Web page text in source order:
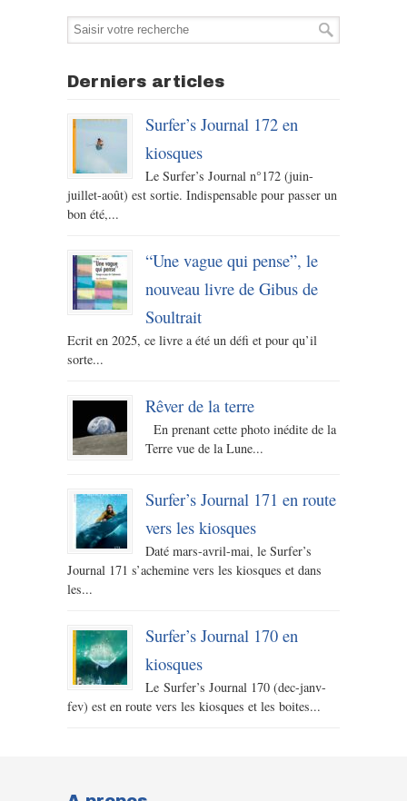
Derniers articles
Surfer’s Journal 172 en
kiosques
Le Surfer’s Journal n°172 (juin-
juillet-août) est sortie. Indispensable pour passer un
bon été,...
“Une vague qui pense”, le
nouveau livre de Gibus de
Soultrait
Ecrit en 2025, ce livre a été un défi et pour qu’il
sorte...
Rêver de la terre
En prenant cette photo inédite de la
Terre vue de la Lune...
Surfer’s Journal 171 en route
vers les kiosques
Daté mars-avril-mai, le Surfer’s
Journal 171 s’achemine vers les kiosques et dans
les...
Surfer’s Journal 170 en
kiosques
Le Surfer’s Journal 170 (dec-janv-
fev) est en route vers les kiosques et les boites...